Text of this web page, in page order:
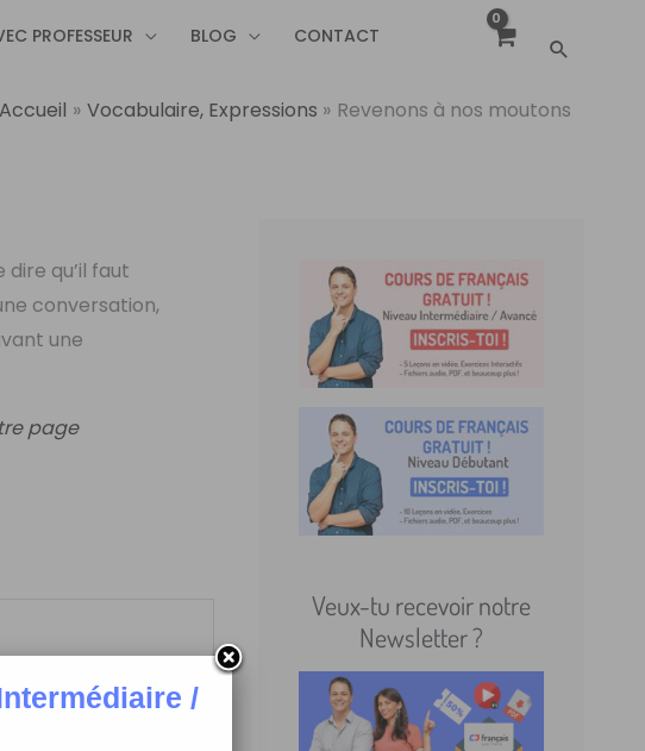
PROFESSEUR BLOG
CONTACT
Accueil Vocabulaire, Expressions Revenons à nos moutons
dire qu’il faut
conversation,
une
page
Annie! Tu te
à nos
Veux-tu recevoir notre
Newsletter ?
/